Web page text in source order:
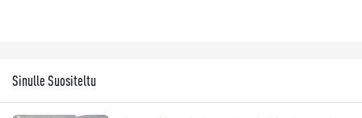
Sinulle Suositeltu